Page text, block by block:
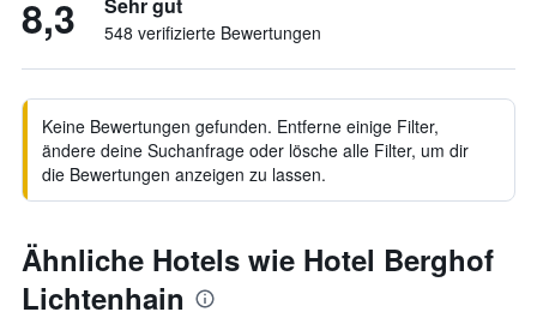
8,3 548 verifizierte Bewertungen
Keine Bewertungen gefunden. Entferne einige Filter,
ändere deine Suchanfrage oder lösche alle Filter, um dir
die Bewertungen anzeigen zu lassen.
Ähnliche Hotels wie Hotel Berghof
Lichtenhain